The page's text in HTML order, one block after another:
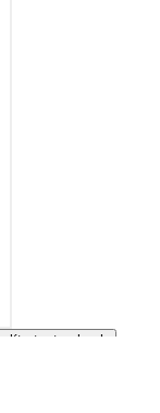
tento obsah